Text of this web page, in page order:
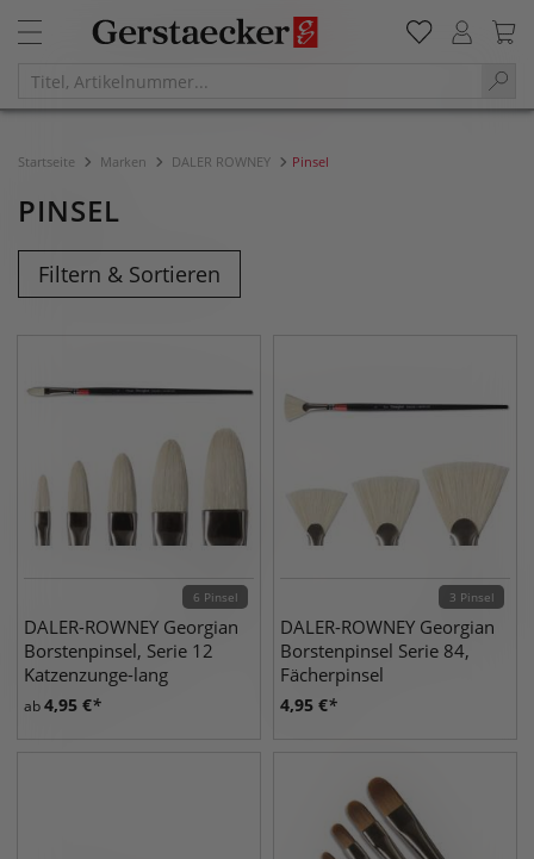
Startseite Marken DALER ROWNEY Pinsel
PINSEL
Filtern & Sortieren
6 Pinsel
DALER-ROWNEY Georgian
Borstenpinsel, Serie 12
Katzenzunge-lang
ab4,95 €
3 Pinsel
DALER-ROWNEY Georgian
Borstenpinsel Serie 84,
Fächerpinsel
4,95 €